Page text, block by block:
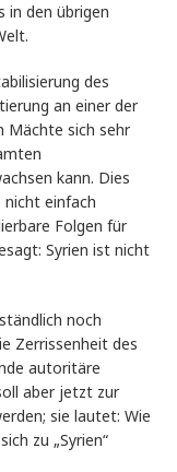
in den übrigen
des
an einer der
Mächte sich sehr
kann. Dies
nicht einfach
Folgen für
Syrien ist nicht
noch
Zerrissenheit des
autoritäre
aber jetzt zur
sie lautet: Wie
zu „Syrien“